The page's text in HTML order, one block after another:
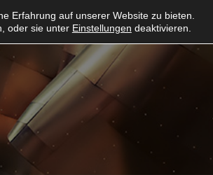
Erfahrung auf unserer Website zu bieten.
oder sie unter Einstellungen deaktivieren.